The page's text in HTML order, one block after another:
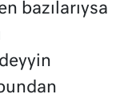
bazılarıysa